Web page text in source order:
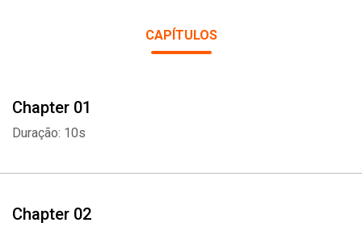
CAPÍTULOS
Chapter 01
Duração: 10s
Chapter 02